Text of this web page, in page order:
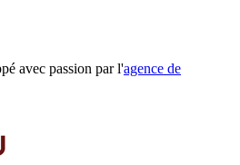
avec passion par l'agence de